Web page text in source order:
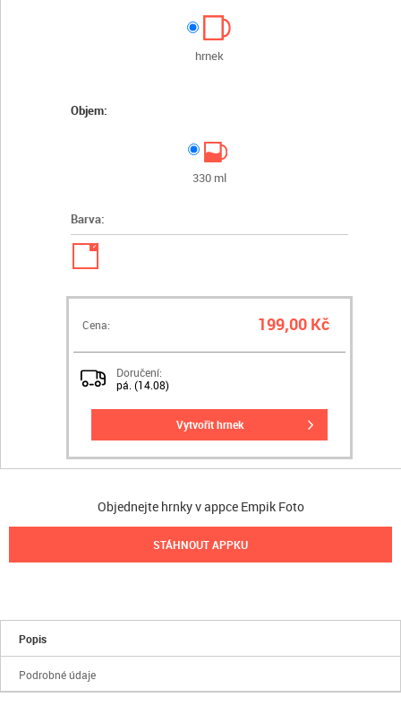
hrnek
Objem:
330 ml
Barva:
✓
Cena: 199,00 Kč
Doručení:
pá. (14.08)
vytvořit hrnek
Objednejte hrnky v appce Empik Foto
STÁHNOUT APPKU
Popis
Podrobné údaje